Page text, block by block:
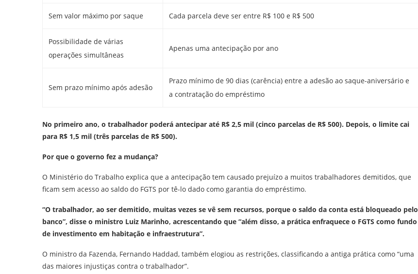
Sem valor máximo por saque Cada parcela deve ser entre R$ 100 e R$ 500
Possibilidade de várias
operações simultâneas
Apenas uma antecipação por ano
Sem prazo mínimo após adesão
Prazo mínimo de 90 dias (carência) entre a adesão ao saque-aniversário e
a contratação do empréstimo
No primeiro ano, o trabalhador poderá antecipar até R$ 2,5 mil (cinco parcelas de R$ 500). Depois, o limite cai
para R$ 1,5 mil (três parcelas de R$ 500).
Por que o governo fez a mudança?
O Ministério do Trabalho explica que a antecipação tem causado prejuízo a muitos trabalhadores demitidos, que
ficam sem acesso ao saldo do FGTS por tê-lo dado como garantia do empréstimo.
“O trabalhador, ao ser demitido, muitas vezes se vê sem recursos, porque o saldo da conta está bloqueado pelo
banco”, disse o ministro Luiz Marinho, acrescentando que “além disso, a prática enfraquece o FGTS como fundo
de investimento em habitação e infraestrutura”.
O ministro da Fazenda, Fernando Haddad, também elogiou as restrições, classificando a antiga prática como “uma
das maiores injustiças contra o trabalhador”.